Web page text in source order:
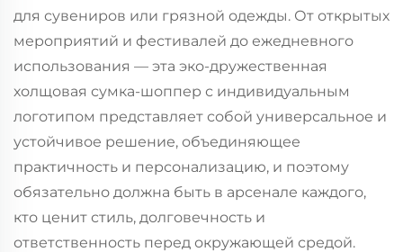
для сувениров или грязной одежды. От открытых
мероприятий и фестивалей до ежедневного
использования — эта эко-дружественная
холщовая сумка-шоппер с индивидуальным
логотипом представляет собой универсальное и
устойчивое решение, объединяющее
практичность и персонализацию, и поэтому
обязательно должна быть в арсенале каждого,
кто ценит стиль, долговечность и
ответственность перед окружающей средой.